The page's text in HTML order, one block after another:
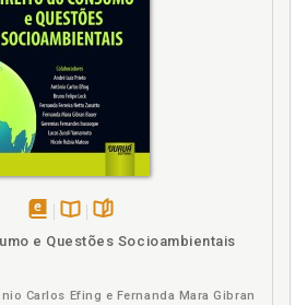
e Questões Socioambientais
Carlos Efing e Fernanda Mara Gibran